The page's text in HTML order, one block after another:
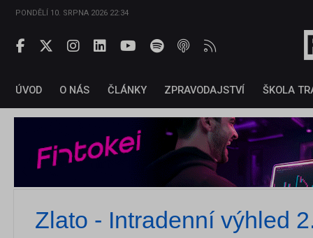
PONDĚLÍ 10. SRPNA 2026 22:34
ÚVOD O NÁS ČLÁNKY ZPRAVODAJSTVÍ ŠKOLA
Zlato - Intradenní výhled